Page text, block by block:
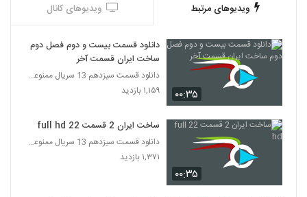
ویدیوهای مرتبط ویدیوهای کانال
۰۰:۳۵
دانلود قسمت بیست و دوم فصل دوم
ساخت ایران قسمت آخر
دانلود قسمت سیزدهم 13 سریال ممنوعه قانونی
۱,۱۵۹ بازدید
۰۰:۳۵
ساخت ایران 2 قسمت 22 full hd
دانلود قسمت سیزدهم 13 سریال ممنوعه قانونی
۱,۳۷۱ بازدید